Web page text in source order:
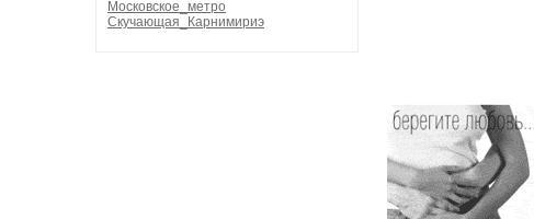
Московское_метро
Скучающая_Карнимириэ